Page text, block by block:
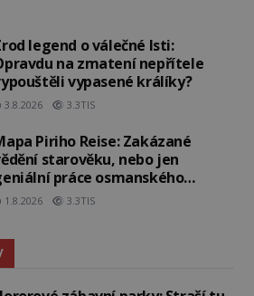
legend o válečné lsti:
na zmatení nepřítele
vypasené králíky?
3.8.2026 3.3TIS
Piriho Reise: Zakázané
starověku, nebo jen
práce osmanského
1.8.2026 3.3TIS